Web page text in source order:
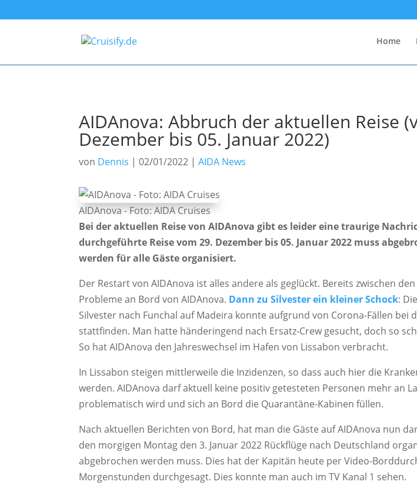
Home
AIDAnova: Abbruch der aktuellen Reise
Dezember bis 05. Januar 2022)
von Dennis |02/01/2022 |AIDA News
AIDAnova - Foto: AIDA Cruises
Bei der aktuellen Reise von AIDAnova gibt es leider eine traurige
durchgeführte Reise vom 29. Dezember bis 05. Januar 2022 muss
werden für alle Gäste organisiert.
Der Restart von AIDAnova ist alles andere als geglückt. Bereits zwischen
Probleme an Bord von AIDAnova. Dann zu Silvester ein kleiner Schock:
Silvester nach Funchal auf Madeira konnte aufgrund von Corona-Fällen bei
stattfinden. Man hatte händeringend nach Ersatz-Crew gesucht, doch so
So hat AIDAnova den Jahreswechsel im Hafen von Lissabon verbracht.
In Lissabon steigen mittlerweile die Inzidenzen, so dass auch hier die
werden. AIDAnova darf aktuell keine positiv getesteten Personen mehr an
problematisch wird und sich an Bord die Quarantäne-Kabinen füllen.
Nach aktuellen Berichten von Bord, hat man die Gäste auf AIDAnova nun
den morgigen Montag den 3. Januar 2022 Rückflüge nach Deutschland
abgebrochen werden muss. Dies hat der Kapitän heute per Video-
Morgenstunden durchgesagt. Dies konnte man auch im TV Kanal 1 sehen.